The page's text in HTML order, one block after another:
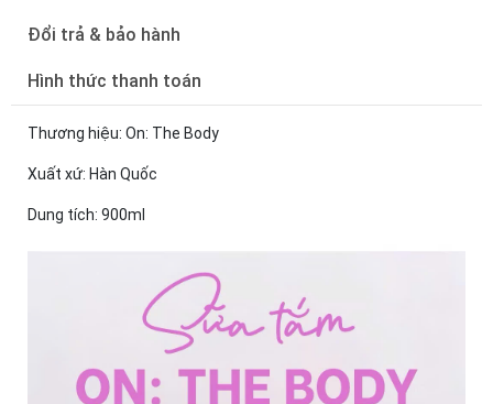
Đổi trả & bảo hành
Hình thức thanh toán
Thương hiệu: On: The Body
Xuất xứ: Hàn Quốc
Dung tích: 900ml